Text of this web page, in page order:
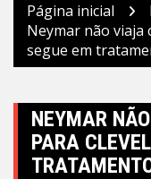
Página inicial
Neymar não viaja
segue em
NEYMAR
PARA